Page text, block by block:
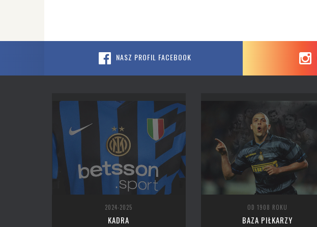
NASZ PROFIL FACEBOOK
2024-2025
KADRA
OD 1908 ROKU
BAZA PIŁKARZY